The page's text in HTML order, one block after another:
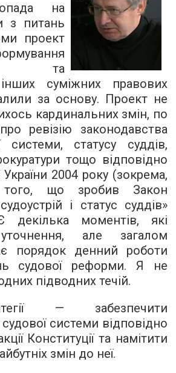
на
з питань
проект
та
суміжних правових
за основу. Проект не
кардинальних змін, по
ревізію законодавства
статусу суддів,
тощо відповідно
України 2004 року (зокрема,
того, що зробив Закон
і статус суддів»
декілька моментів, які
але загалом
порядок денний роботи
судової реформи. Я не
підводних течій.
— забезпечити
системи відповідно
Конституції та намітити
змін до неї.